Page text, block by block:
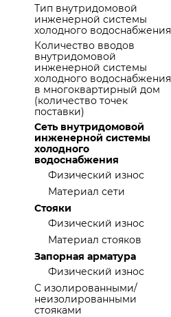
Тип внутридомовой
инженерной системы
холодного водоснабжения
Количество вводов
внутридомовой
инженерной системы
холодного водоснабжения
в многоквартирный дом
(количество точек
поставки)
Сеть внутридомовой
инженерной системы
холодного
водоснабжения
Физический износ
Материал сети
Стояки
Физический износ
Материал стояков
Запорная арматура
Физический износ
С изолированными/
неизолированными
стояками